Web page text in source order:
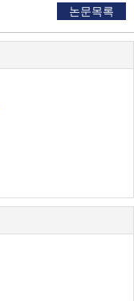
논문목록